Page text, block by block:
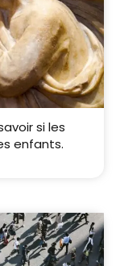
si les
enfants.